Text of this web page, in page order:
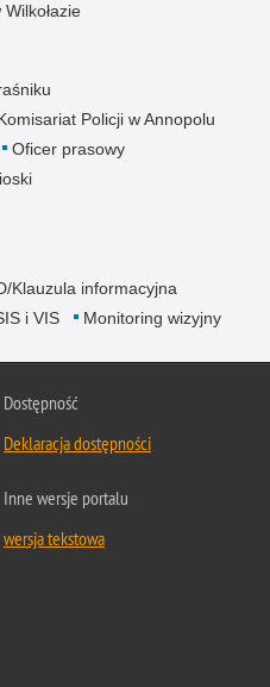
Policji w Annopolu
Oficer prasowy
Klauzula informacyjna
i VIS
Monitoring wizyjny
Dostępność
Deklaracja dostępności
Inne wersje portalu
wersja tekstowa